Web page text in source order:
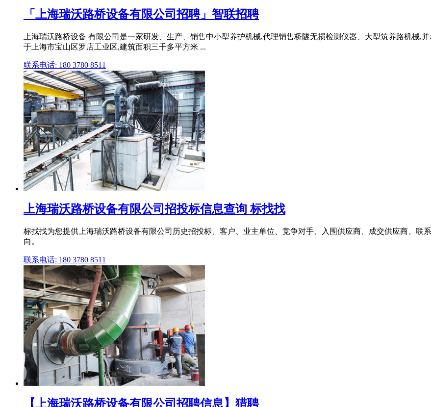
「上海瑞沃路桥设备有限公司招聘」智联招聘
上海瑞沃路桥设备 有限公司是一家研发、生产、销售中小型养护机械,代理销售桥隧无损检测仪器、大型筑养路机械,
于上海市宝山区罗店工业区,建筑面积三千多平方米 ...
联系电话: 180 3780 8511
上海瑞沃路桥设备有限公司招投标信息查询 标找找
标找找为您提供上海瑞沃路桥设备有限公司历史招投标、客户、业主单位、竞争对手、入围供应商、成交供应商、联
向。
联系电话: 180 3780 8511
【上海瑞沃路桥设备有限公司招聘信息】猎聘